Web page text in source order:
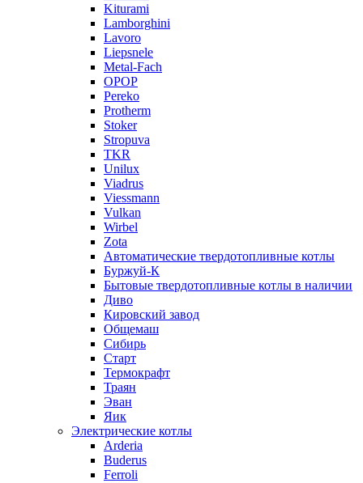
Kiturami
Lamborghini
Lavoro
Liepsnele
Metal-Fach
OPOP
Pereko
Protherm
Stoker
Stropuva
TKR
Unilux
Viadrus
Viessmann
Vulkan
Wirbel
Zota
Автоматические твердотопливные котлы
Буржуй-К
Бытовые твердотопливные котлы в наличии
Диво
Кировский завод
Общемаш
Сибирь
Старт
Термокрафт
Траян
Эван
Яик
Электрические котлы
Arderia
Buderus
Ferroli